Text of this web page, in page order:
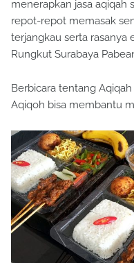
menerapkan jasa aqiqah
repot-repot memasak
terjangkau serta rasanya
Rungkut Surabaya
Berbicara tentang
Aqiqoh bisa membantu